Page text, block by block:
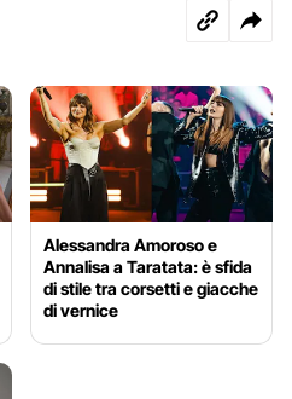
Alessandra Amoroso e
Annalisa a Taratata: è sfida
di stile tra corsetti e giacche
di vernice